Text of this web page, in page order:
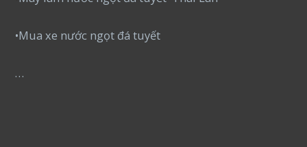
•Mua xe nước ngọt đá tuyết
…